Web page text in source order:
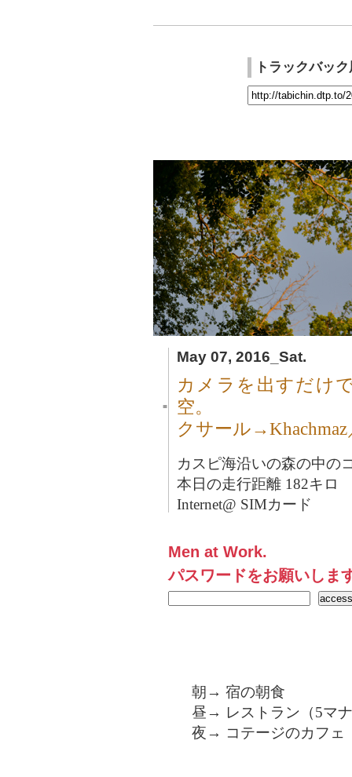
トラックバッ
May 07, 2016_Sat.
■
カメラを出すだけ
空。
クサール
カスピ海沿いの森の中の
本日の走行距離 182キロ
Internet@ SIMカード
Men at Work.
パスワードをお願いしま
朝→ 宿の朝食
昼→ レストラン（5マ
夜→ コテージのカフェ